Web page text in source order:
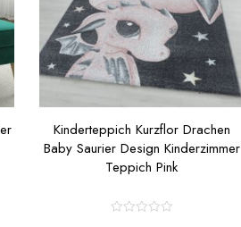
Kinderteppich Kurzflor Drachen
Baby Saurier Design Kinderzimmer
Teppich Pink